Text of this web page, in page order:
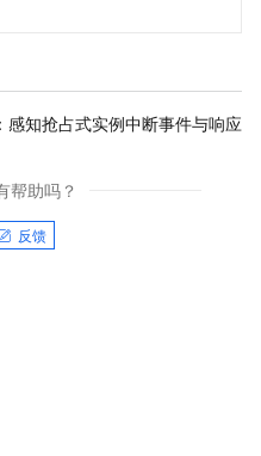
感知抢占式实例中断事件与响应
帮助吗？
反馈